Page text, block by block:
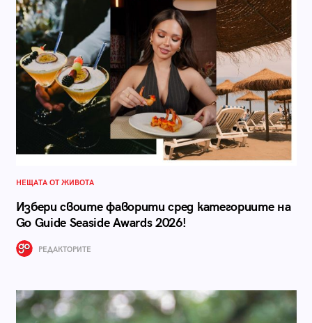
НЕЩАТА ОТ ЖИВОТА
Избери своите фаворити сред категориите на
Go Guide Seaside Awards 2026!
РЕДАКТОРИТЕ